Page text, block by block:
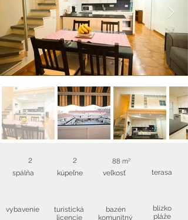
2
spálňa
2
kúpeľne
88 m²
veľkosť
vybavenie
turistická
licencie
bazén
komunitný
terasa
blízko
pláže